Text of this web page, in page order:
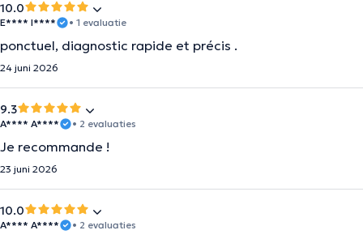
10.0
E**** I**** • 1 evaluatie
ponctuel, diagnostic rapide et précis .
24 juni 2026
9.3
A**** A**** • 2 evaluaties
Je recommande !
23 juni 2026
10.0
A**** A**** • 2 evaluaties